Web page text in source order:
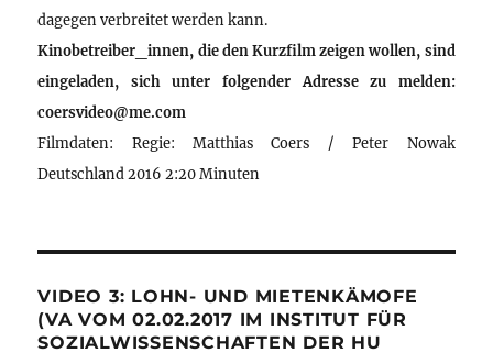
dagegen verbreitet werden kann.
Kinobetreiber_innen, die den Kurzfilm zeigen wollen, sind
eingeladen, sich unter folgender Adresse zu melden:
coersvideo@me.com
Filmdaten: Regie: Matthias Coers / Peter Nowak
Deutschland 2016 2:20 Minuten
VIDEO 3: LOHN- UND MIETENKÄMOFE
(VA VOM 02.02.2017 IM INSTITUT FÜR
SOZIALWISSENSCHAFTEN DER HU